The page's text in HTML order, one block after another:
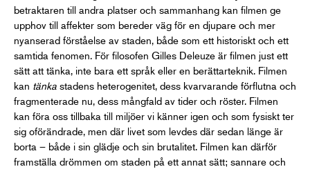
betraktaren till andra platser och sammanhang kan filmen ge
upphov till affekter som bereder väg för en djupare och mer
nyanserad förståelse av staden, både som ett historiskt och ett
samtida fenomen. För filosofen Gilles Deleuze är filmen just ett
sätt att tänka, inte bara ett språk eller en berättarteknik. Filmen
kan tänka stadens heterogenitet, dess kvarvarande förflutna och
fragmenterade nu, dess mångfald av tider och röster. Filmen
kan föra oss tillbaka till miljöer vi känner igen och som fysiskt ter
sig oförändrade, men där livet som levdes där sedan länge är
borta – både i sin glädje och sin brutalitet. Filmen kan därför
framställa drömmen om staden på ett annat sätt; sannare och